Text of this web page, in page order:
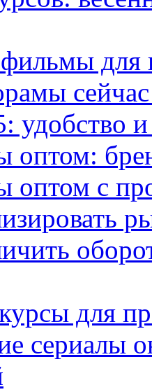
для
удобство
оптом:
оптом с
для
сериалы